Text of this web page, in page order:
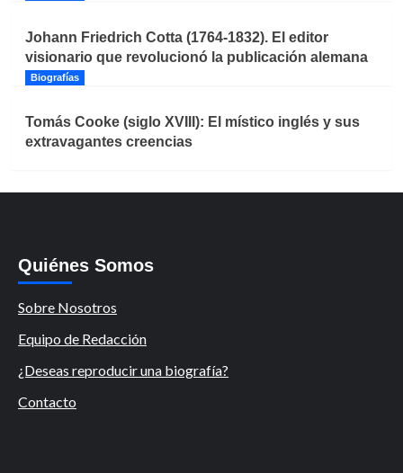
Johann Friedrich Cotta (1764-1832). El editor
visionario que revolucionó la publicación alemana
Biografías
Tomás Cooke (siglo XVIII): El místico inglés y sus
extravagantes creencias
Quiénes Somos
Sobre Nosotros
Equipo de Redacción
¿Deseas reproducir una biografía?
Contacto